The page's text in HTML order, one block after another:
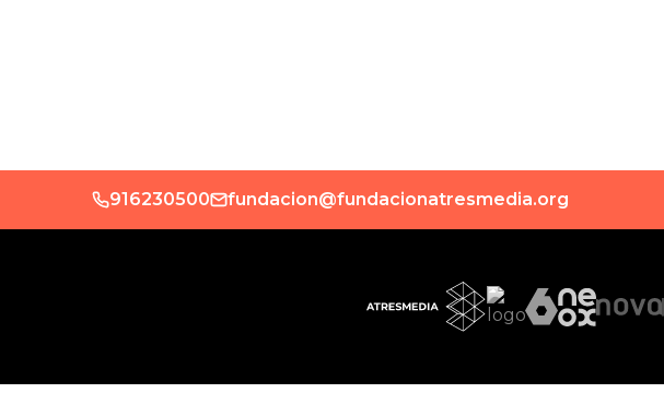
916230500 fundacion@fundacionatresmedia.org